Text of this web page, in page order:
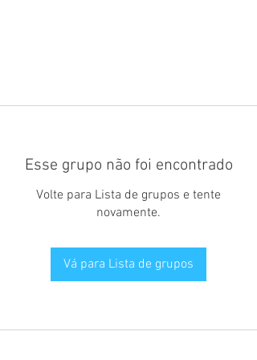
Esse grupo não foi encontrado
Volte para Lista de grupos e tente
novamente.
Vá para Lista de grupos